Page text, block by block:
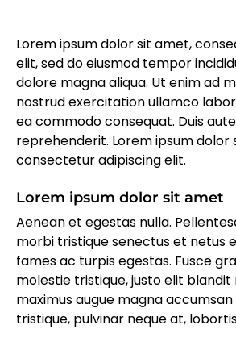
Lorem ipsum dolor sit amet,
elit, sed do eiusmod tempor
dolore magna aliqua. Ut enim ad
nostrud exercitation ullamco
ea commodo consequat. Duis
reprehenderit. Lorem ipsum dolor
consectetur adipiscing elit.
Lorem ipsum dolor sit amet
Aenean et egestas nulla.
morbi tristique senectus et netus
fames ac turpis egestas. Fusce
molestie tristique, justo elit blandit
maximus augue magna accumsan
tristique, pulvinar neque at,